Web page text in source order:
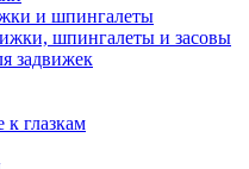
и шпингалеты
шпингалеты и засовы
задвижек
глазкам